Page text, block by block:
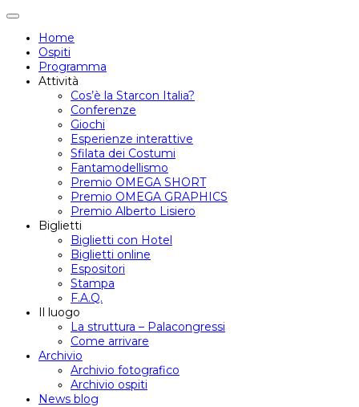
Attiva/disattiva
navigazione
Home
Ospiti
Programma
Attività
Cos’è la Starcon Italia?
Conferenze
Giochi
Esperienze interattive
Sfilata dei Costumi
Fantamodellismo
Premio OMEGA SHORT
Premio OMEGA GRAPHICS
Premio Alberto Lisiero
Biglietti
Biglietti con Hotel
Biglietti online
Espositori
Stampa
F.A.Q.
Il luogo
La struttura – Palacongressi
Come arrivare
Archivio
Archivio fotografico
Archivio ospiti
News blog